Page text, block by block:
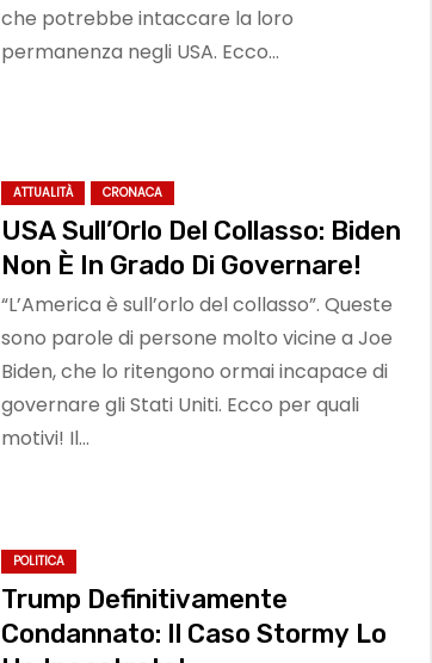
che potrebbe intaccare la loro
permanenza negli USA. Ecco…
ATTUALITÀ CRONACA
USA Sull’Orlo Del Collasso: Biden
Non È In Grado Di Governare!
“L’America è sull’orlo del collasso”. Queste
sono parole di persone molto vicine a Joe
Biden, che lo ritengono ormai incapace di
governare gli Stati Uniti. Ecco per quali
motivi! Il…
POLITICA
Trump Definitivamente
Condannato: Il Caso Stormy Lo